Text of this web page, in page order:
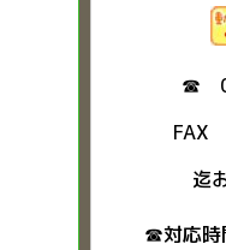
☎
FAX
迄
☎対応時